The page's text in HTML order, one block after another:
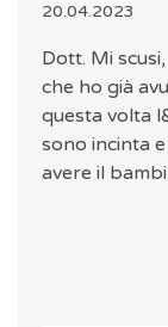
20.04.2023
Dott. Mi
che ho già
questa volta
sono incinta
avere il